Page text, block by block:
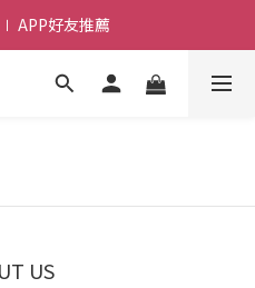
族系列活動!
APP好友推薦
族系列活動!
US